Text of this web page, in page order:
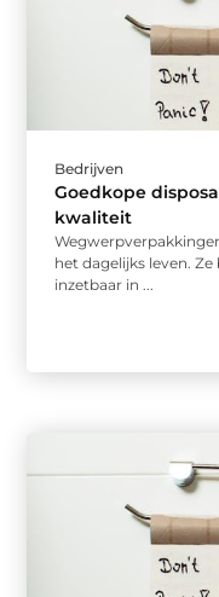
Bedrijven
Goedkope
kwaliteit
het dagelijks leven.
inzetbaar in ...